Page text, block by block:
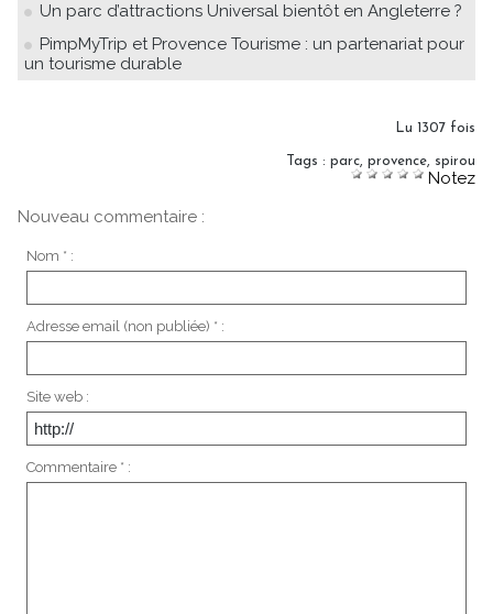
Un parc d’attractions Universal bientôt en Angleterre ?
PimpMyTrip et Provence Tourisme : un partenariat pour
un tourisme durable
Lu 1307 fois
Tags : parc, provence, spirou
Notez
Nouveau commentaire :
Nom * :
Adresse email (non publiée) * :
Site web :
Commentaire * :